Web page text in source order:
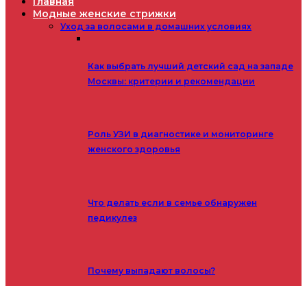
Модные женские стрижки
Уход за волосами в домашних условиях
Как выбрать лучший детский сад на западе
Москвы: критерии и рекомендации
Роль УЗИ в диагностике и мониторинге
женского здоровья
Что делать если в семье обнаружен
педикулез
Почему выпадают волосы?